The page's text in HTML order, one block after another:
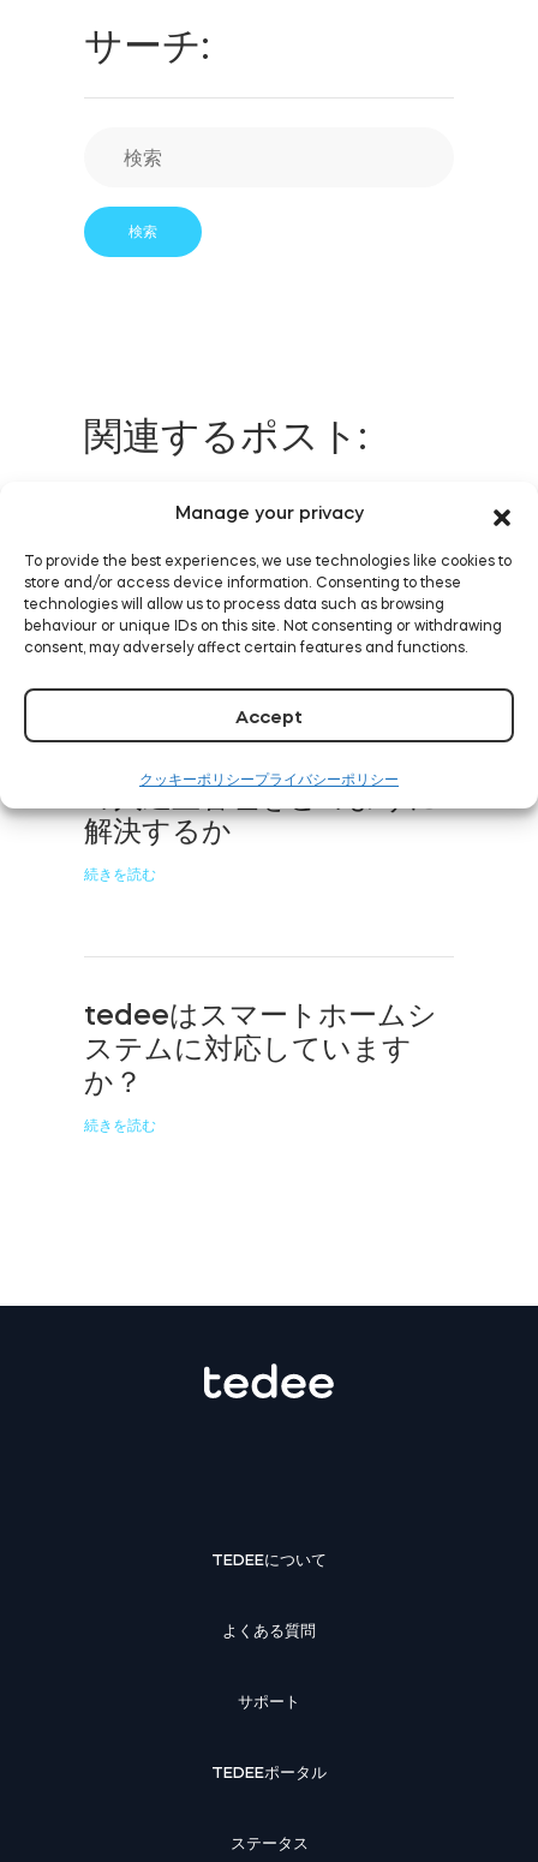
Manage your privacy
To provide the best experiences, we use technologies like cookies to
store and/or access device information. Consenting to these
technologies will allow us to process data such as browsing
behaviour or unique IDs on this site. Not consenting or withdrawing
consent, may adversely affect certain features and functions.
Accept
クッキーポリシープライバシーポリシー
サーチ:
関連するポスト:
アセンサー
続きを読む
解決するか
続きを読む
tedeeはスマートホームシ
ステムに対応しています
か？
続きを読む
TEDEEについて
よくある質問
サポート
TEDEEポータル
ステータス